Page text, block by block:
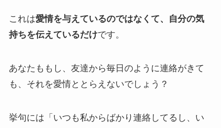
これは愛情を与えているのではなくて、自分の気
持ちを伝えているだけです。
あなたももし、友達から毎日のように連絡がきて
も、それを愛情ととらえないでしょう？
挙句には「いつも私からばかり連絡してるし、い